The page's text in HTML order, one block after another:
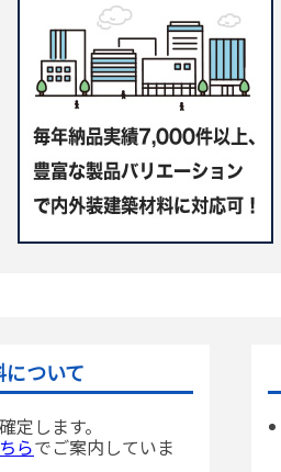
について
定します。
らでご案内していま